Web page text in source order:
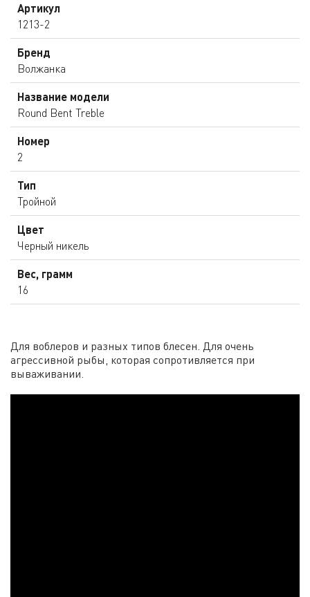
Артикул
1213-2
Бренд
Волжанка
Название модели
Round Bent Treble
Номер
2
Тип
Тройной
Цвет
Черный никель
Вес, грамм
16
Для воблеров и разных типов блесен. Для очень
агрессивной рыбы, которая сопротивляется при
вываживании.